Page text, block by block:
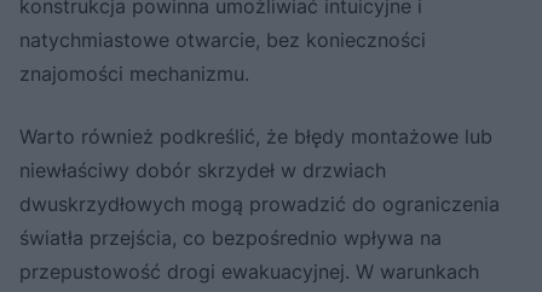
konstrukcja powinna umożliwiać intuicyjne i
natychmiastowe otwarcie, bez konieczności
znajomości mechanizmu.
Warto również podkreślić, że błędy montażowe lub
niewłaściwy dobór skrzydeł w drzwiach
dwuskrzydłowych mogą prowadzić do ograniczenia
światła przejścia, co bezpośrednio wpływa na
przepustowość drogi ewakuacyjnej. W warunkach